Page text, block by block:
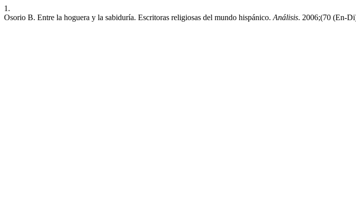
1.
Osorio B. Entre la hoguera y la sabiduría. Escritoras religiosas del mundo hispánico. Análisis. 2006;(70 (En-